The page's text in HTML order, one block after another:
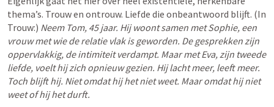
thema’s. Trouw en ontrouw. Liefde die onbeantwoord blijft. (In
Trouw:) Neem Tom, 45 jaar. Hij woont samen met Sophie, een
vrouw met wie de relatie vlak is geworden. De gesprekken zijn
oppervlakkig, de intimiteit verdampt. Maar met Eva, zijn tweede
liefde, voelt hij zich opnieuw gezien. Hij lacht meer, leeft meer.
Toch blijft hij. Niet omdat hij het niet weet. Maar omdat hij niet
weet of hij het durft.